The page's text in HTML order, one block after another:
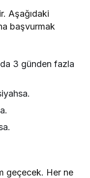
Aşağıdaki
başvurmak
3 günden fazla
geçecek. Her ne